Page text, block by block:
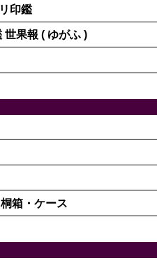
印鑑
果報 ( ゆがふ )
箱・ケース